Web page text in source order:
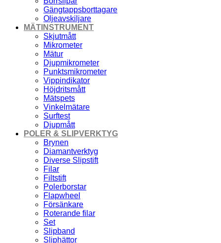
Gängtappsborttagare
Oljeavskiljare
MÄTINSTRUMENT
Skjutmått
Mikrometer
Mätur
Djupmikrometer
Punktsmikrometer
Vippindikator
Höjdritsmått
Mätspets
Vinkelmätare
Surftest
Djupmått
POLER & SLIPVERKTYG
Brynen
Diamantverktyg
Diverse Slipstift
Filar
Filtstift
Polerborstar
Flapwheel
Försänkare
Roterande filar
Set
Slipband
Sliphättor